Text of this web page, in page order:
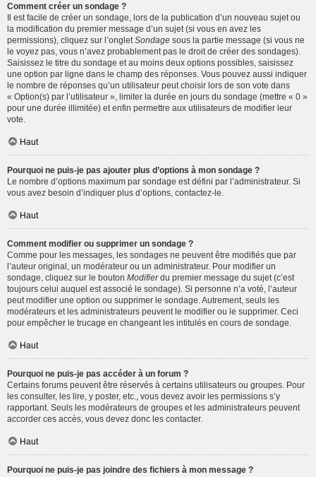
Comment créer un sondage ?
Il est facile de créer un sondage, lors de la publication d’un nouveau sujet ou
la modification du premier message d’un sujet (si vous en avez les
permissions), cliquez sur l’onglet Sondage sous la partie message (si vous ne
le voyez pas, vous n’avez probablement pas le droit de créer des sondages).
Saisissez le titre du sondage et au moins deux options possibles, saisissez
une option par ligne dans le champ des réponses. Vous pouvez aussi indiquer
le nombre de réponses qu’un utilisateur peut choisir lors de son vote dans
« Option(s) par l’utilisateur », limiter la durée en jours du sondage (mettre « 0 »
pour une durée illimitée) et enfin permettre aux utilisateurs de modifier leur
vote.
Haut
Pourquoi ne puis-je pas ajouter plus d’options à mon sondage ?
Le nombre d’options maximum par sondage est défini par l’administrateur. Si
vous avez besoin d’indiquer plus d’options, contactez-le.
Haut
Comment modifier ou supprimer un sondage ?
Comme pour les messages, les sondages ne peuvent être modifiés que par
l’auteur original, un modérateur ou un administrateur. Pour modifier un
sondage, cliquez sur le bouton Modifierdu premier message du sujet (c’est
toujours celui auquel est associé le sondage). Si personne n’a voté, l’auteur
peut modifier une option ou supprimer le sondage. Autrement, seuls les
modérateurs et les administrateurs peuvent le modifier ou le supprimer. Ceci
pour empêcher le trucage en changeant les intitulés en cours de sondage.
Haut
Pourquoi ne puis-je pas accéder à un forum ?
Certains forums peuvent être réservés à certains utilisateurs ou groupes. Pour
les consulter, les lire, y poster, etc., vous devez avoir les permissions s’y
rapportant. Seuls les modérateurs de groupes et les administrateurs peuvent
accorder ces accès, vous devez donc les contacter.
Haut
Pourquoi ne puis-je pas joindre des fichiers à mon message ?